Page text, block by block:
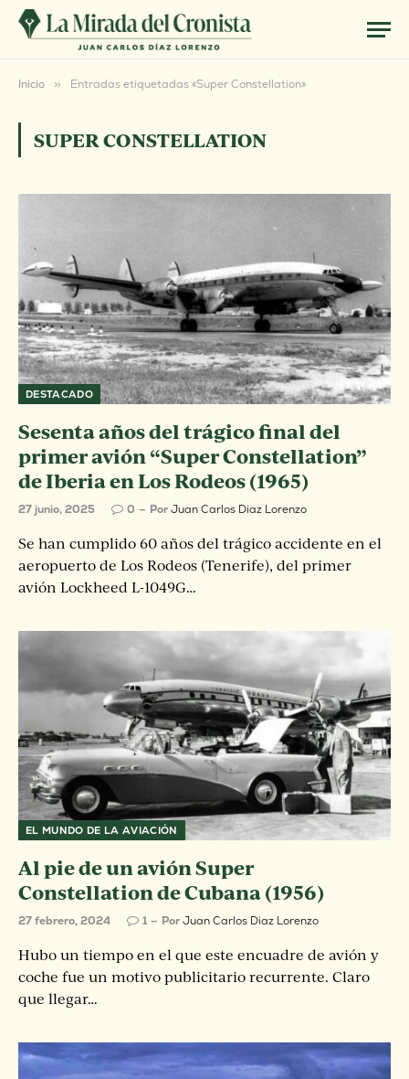
Inicio » Entradas etiquetadas «Super Constellation»
SUPER CONSTELLATION
DESTACADO
Sesenta años del trágico final del
primer avión “Super Constellation”
de Iberia en Los Rodeos (1965)
27 junio, 2025 0 PorJuan Carlos Diaz Lorenzo
Se han cumplido 60 años del trágico accidente en el
aeropuerto de Los Rodeos (Tenerife), del primer
avión Lockheed L-1049G…
EL MUNDO DE LA AVIACIÓN
Al pie de un avión Super
Constellation de Cubana (1956)
27 febrero, 2024 1 PorJuan Carlos Diaz Lorenzo
Hubo un tiempo en el que este encuadre de avión y
coche fue un motivo publicitario recurrente. Claro
que llegar…